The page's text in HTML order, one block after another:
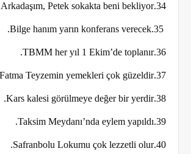
34.Arkadaşım, Petek sokakta beni bekliyor.
35.Bilge hanım yarın konferans verecek.
36.TBMM her yıl 1 Ekim’de toplanır.
37.Fatma Teyzemin yemekleri çok güzeldir.
38.Kars kalesi görülmeye değer bir yerdir.
39.Taksim Meydanı’nda eylem yapıldı.
40.Safranbolu Lokumu çok lezzetli olur.